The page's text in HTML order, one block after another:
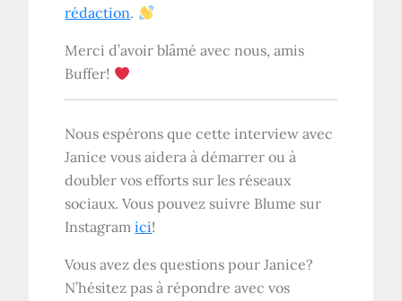
rédaction.
Merci d’avoir blâmé avec nous, amis
Buffer!
Nous espérons que cette interview avec
Janice vous aidera à démarrer ou à
doubler vos efforts sur les réseaux
sociaux. Vous pouvez suivre Blume sur
Instagramici!
Vous avez des questions pour Janice?
N’hésitez pas à répondre avec vos